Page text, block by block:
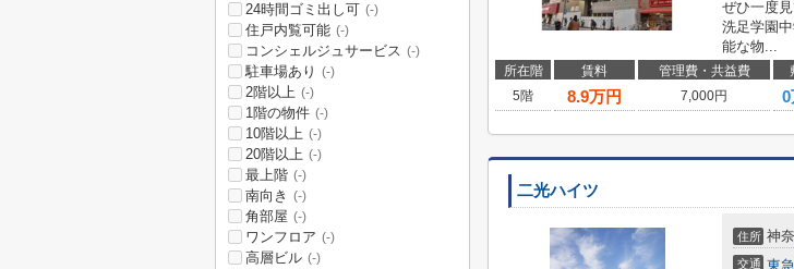
ぜひ一度
洗足学園
能な物...
所在階 賃料 管理費・共益費
5階
8.9万円 7,000円 0
二光ハイツ
住所 神
交通 東
24時間ゴミ出し可 (-)
住戸内覧可能 (-)
コンシェルジュサービス (-)
駐車場あり (-)
2階以上 (-)
1階の物件 (-)
10階以上 (-)
20階以上 (-)
最上階 (-)
南向き (-)
角部屋 (-)
ワンフロア (-)
高層ビル (-)